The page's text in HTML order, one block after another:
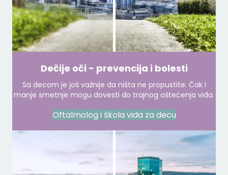
Dečije oči - prevencija i bolesti
Sa decom je još važnije da ništa ne propustite. Čak i
manje smetnje mogu dovesti do trajnog oštećenja vida.
Oftalmolog i škola vida za decu